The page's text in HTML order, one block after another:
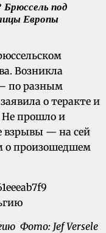
под
Европы
Возникла
по разным
о теракте и
Не прошло и
взрывы — на сей
о произошедшем
Фото: Jef Versele